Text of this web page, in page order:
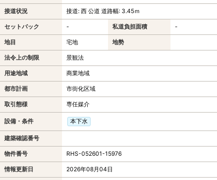
接道状況 接道: 西 公道 道路幅: 3.45ｍ
セットバック - 私道負担面積 -
地目 宅地 地勢
法令上の制限 景観法
用途地域 商業地域
都市計画 市街化区域
取引態様 専任媒介
設備・条件 本下水
建築確認番号
物件番号 RHS-052601-15976
情報更新日 2026年08月04日